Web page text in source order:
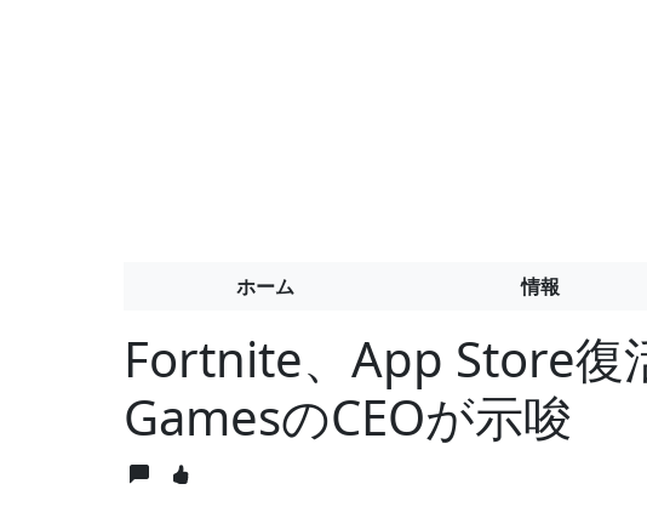
ホーム 情報
Fortnite、App Store復
GamesのCEOが示唆